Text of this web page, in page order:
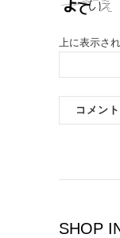
上に表示さ
SHOP